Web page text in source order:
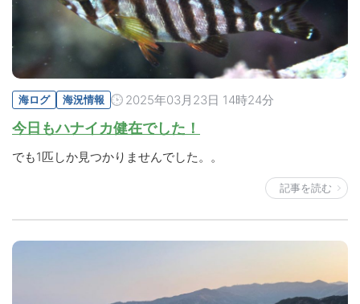
海ログ 海況情報 2025年03月23日 14時24分
今日もハナイカ健在でした！
でも1匹しか見つかりませんでした。。
記事を読む